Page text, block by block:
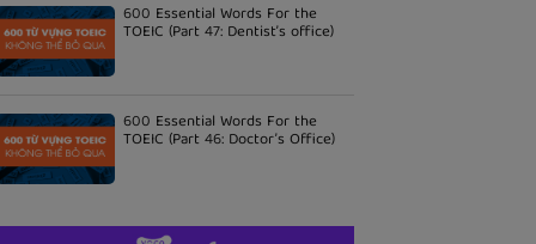
600 Essential Words For the
TOEIC (Part 47: Dentist’s office)
600 Essential Words For the
TOEIC (Part 46: Doctor’s Office)